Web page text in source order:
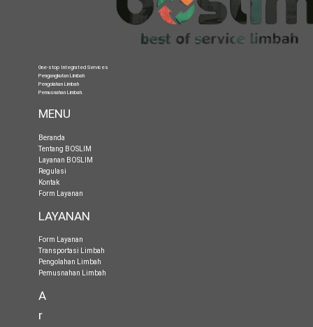
One-stop Integrated Services
Pengangkutan Limbah
Pengolahan Limbah
Pemusnahan Limbah.
MENU
Beranda
Tentang BOSLIM
Layanan BOSLIM
Regulasi
Kontak
Form Layanan
LAYANAN
Form Layanan
Transportasi Limbah
Pengolahan Limbah
Pemusnahan Limbah
A
r